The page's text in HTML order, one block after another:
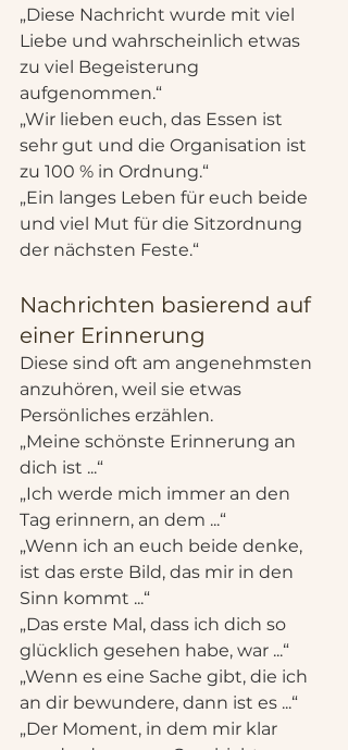
„Diese Nachricht wurde mit viel
Liebe und wahrscheinlich etwas
zu viel Begeisterung
aufgenommen.“
„Wir lieben euch, das Essen ist
sehr gut und die Organisation ist
zu 100 % in Ordnung.“
„Ein langes Leben für euch beide
und viel Mut für die Sitzordnung
der nächsten Feste.“
Nachrichten basierend auf
einer Erinnerung
Diese sind oft am angenehmsten
anzuhören, weil sie etwas
Persönliches erzählen.
„Meine schönste Erinnerung an
dich ist ...“
„Ich werde mich immer an den
Tag erinnern, an dem ...“
„Wenn ich an euch beide denke,
ist das erste Bild, das mir in den
Sinn kommt ...“
„Das erste Mal, dass ich dich so
glücklich gesehen habe, war ...“
„Wenn es eine Sache gibt, die ich
an dir bewundere, dann ist es ...“
„Der Moment, in dem mir klar